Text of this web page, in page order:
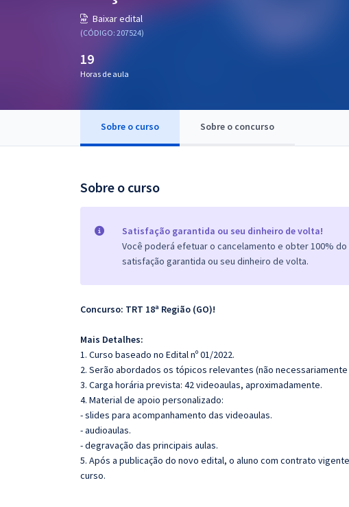
Questões grátis
Baixar edital
(CÓDIGO: 207524)
19
Horas de aula
Sobre o curso Sobre o concurso
Sobre o curso
Satisfação garantida ou seu dinheiro de volta!
Você poderá efetuar o cancelamento e obter 100%
satisfação garantida ou seu dinheiro de volta.
Concurso: TRT 18ª Região (GO)!
Mais Detalhes:
1. Curso baseado no Edital nº 01/2022.
2. Serão abordados os tópicos relevantes (não
3. Carga horária prevista: 42 videoaulas, aproximadamente.
4. Material de apoio personalizado:
- slides para acompanhamento das videoaulas.
- audioaulas.
- degravação das principais aulas.
5. Após a publicação do novo edital, o aluno com contrato
curso.